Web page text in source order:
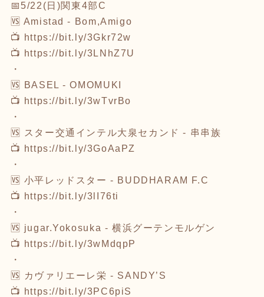
📅5/22(日)関東4部C
🆚 Amistad - Bom,Amigo
📺 https://bit.ly/3Gkr72w
📺 https://bit.ly/3LNhZ7U
・
🆚 BASEL - OMOMUKI
📺 https://bit.ly/3wTvrBo
・
🆚 スター交通インテル大泉セカンド - 串串族
📺 https://bit.ly/3GoAaPZ
・
🆚 小平レッドスター - BUDDHARAM F.C
📺 https://bit.ly/3lI76ti
・
🆚 jugar.Yokosuka - 横浜グーテンモルゲン
📺 https://bit.ly/3wMdqpP
・
🆚 カヴァリエーレ栄 - SANDY’S
📺 https://bit.ly/3PC6piS